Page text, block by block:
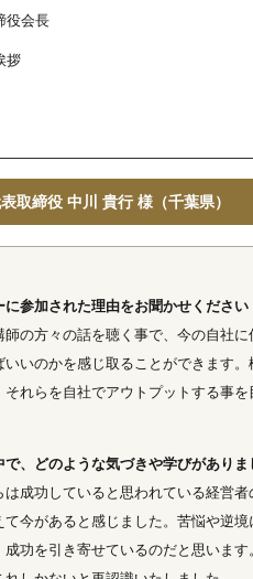
役会長
拶
取締役 中川 貴行 様（千葉県）
に参加された理由をお聞かせください
師の方々の話を聴く事で、今の自社
いいのかを感じ取ることができます
それらを自社でアウトプットする事
で、どのような気づきや学びがありま
は成功していると思われている経営
て今があると感じました。苦悩や逆
成功を引き寄せているのだと思いま